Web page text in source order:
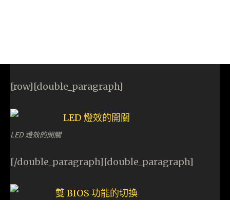
[row][double_paragraph]
LED 燈效的開關
[/double_paragraph][double_paragraph]